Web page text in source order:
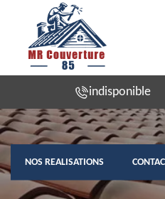
indisponible
NOS REALISATIONS